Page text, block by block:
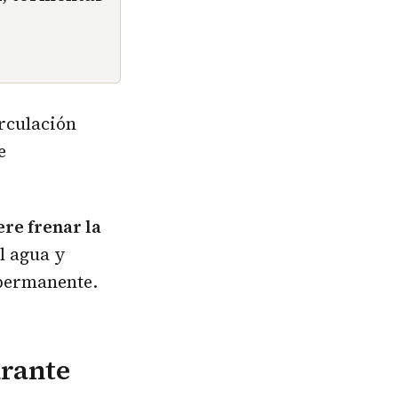
frenar la
agua y